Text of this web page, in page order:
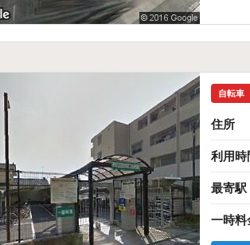
自転車
住所
利用時
最寄駅
一時料